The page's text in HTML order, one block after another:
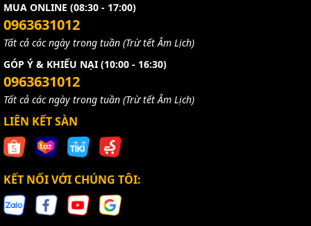
MUA ONLINE (08:30 - 17:00)
0963631012
Tất cả các ngày trong tuần (Trừ tết Âm Lịch)
GÓP Ý & KHIẾU NẠI (10:00 - 16:30)
0963631012
Tất cả các ngày trong tuần (Trừ tết Âm Lịch)
LIÊN KẾT SÀN
KẾT NỐI VỚI CHÚNG TÔI: